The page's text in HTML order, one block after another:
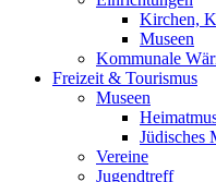
Kirchen,
Museen
Kommunale
Freizeit & Tourismus
Museen
Jüdisches
Vereine
Jugendtreff